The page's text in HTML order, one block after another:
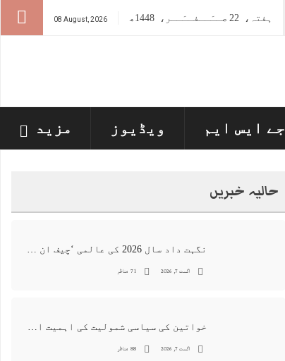
08 August, 2026 ہفتہ، 22 صــَــفــَــر، 1448ھ
جے ایس ایم ویڈیوز مزید
حالیہ خبریں
نگہت داد سال 2026 کی عالمی ‘چیف ان اے آئی 100’ فہرست میں شامل
اگست 7, 2026 71 مناظر
خواتین کی سیاسی شمولیت کی اہمیت اور فیصلہ سازی کے عمل میں فعال کردار
اگست 7, 2026 88 مناظر